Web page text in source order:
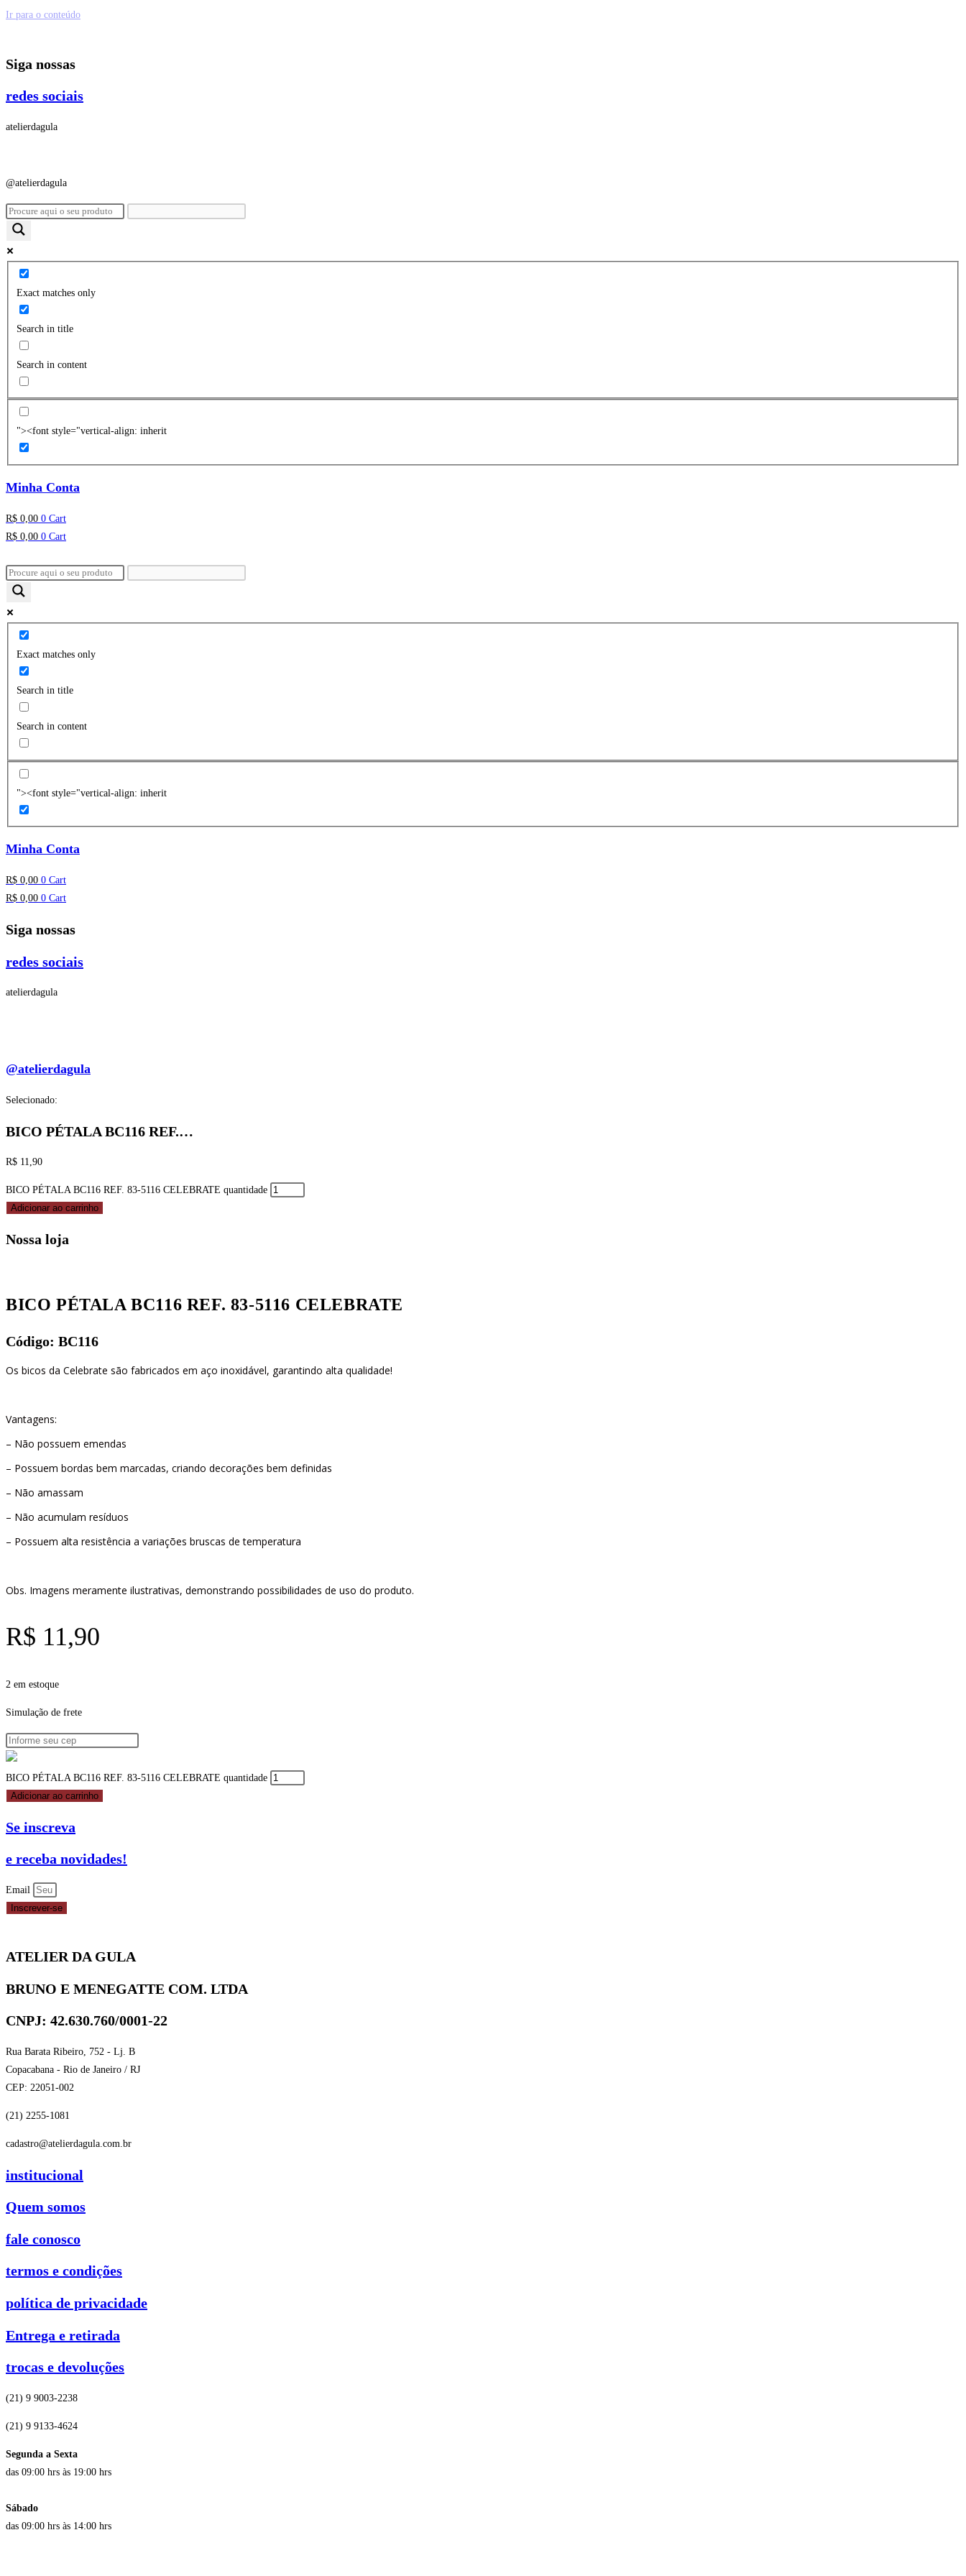
Ir para o conteúdo
Siga nossas
redes sociais
atelierdagula
@atelierdagula
Exact matches only
Search in title
Search in content
"><font style="vertical-align: inherit
Minha Conta
R$ 0,00 0 Cart
R$ 0,00 0 Cart
Exact matches only
Search in title
Search in content
"><font style="vertical-align: inherit
Minha Conta
R$ 0,00 0 Cart
R$ 0,00 0 Cart
Siga nossas
redes sociais
atelierdagula
@atelierdagula
Selecionado:
BICO PÉTALA BC116 REF.…
R$ 11,90
BICO PÉTALA BC116 REF. 83-5116 CELEBRATE quantidade
Adicionar ao carrinho
Nossa loja
BICO PÉTALA BC116 REF. 83-5116 CELEBRATE
Código: BC116
Os bicos da Celebrate são fabricados em aço inoxidável, garantindo alta qualidade!
Vantagens:
– Não possuem emendas
– Possuem bordas bem marcadas, criando decorações bem definidas
– Não amassam
– Não acumulam resíduos
– Possuem alta resistência a variações bruscas de temperatura
Obs. Imagens meramente ilustrativas, demonstrando possibilidades de uso do produto.
R$ 11,90
2 em estoque
Simulação de frete
BICO PÉTALA BC116 REF. 83-5116 CELEBRATE quantidade
Adicionar ao carrinho
Se inscreva
e receba novidades!
Email
Inscrever-se
ATELIER DA GULA
BRUNO E MENEGATTE COM. LTDA
CNPJ: 42.630.760/0001-22
Rua Barata Ribeiro, 752 - Lj. B
Copacabana - Rio de Janeiro / RJ
CEP: 22051-002
(21) 2255-1081
cadastro@atelierdagula.com.br
institucional
Quem somos
fale conosco
termos e condições
política de privacidade
Entrega e retirada
trocas e devoluções
(21) 9 9003-2238
(21) 9 9133-4624
Segunda a Sexta
das 09:00 hrs às 19:00 hrs
Sábado
das 09:00 hrs às 14:00 hrs